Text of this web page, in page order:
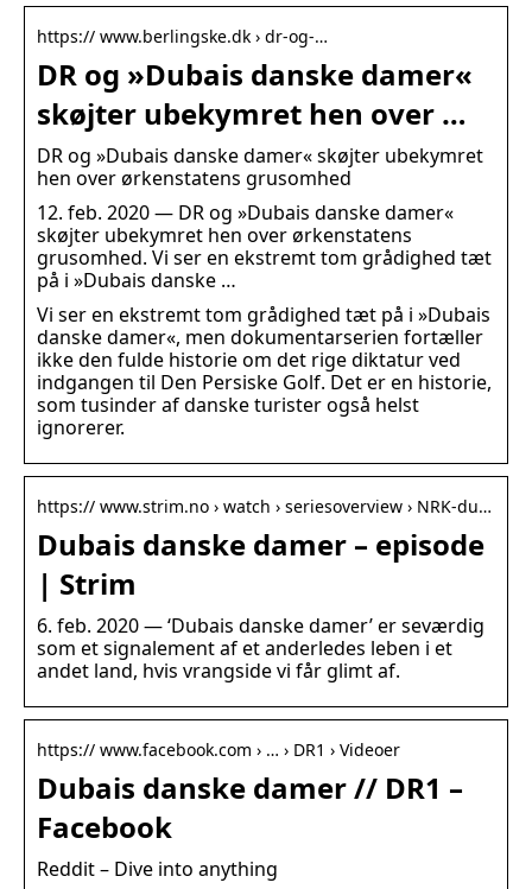
https:// www.berlingske.dk › dr-og-…
DR og »Dubais danske damer«
skøjter ubekymret hen over …
DR og »Dubais danske damer« skøjter ubekymret
hen over ørkenstatens grusomhed
12. feb. 2020 — DR og »Dubais danske damer«
skøjter ubekymret hen over ørkenstatens
grusomhed. Vi ser en ekstremt tom grådighed tæt
på i »Dubais danske …
Vi ser en ekstremt tom grådighed tæt på i »Dubais
danske damer«, men dokumentarserien fortæller
ikke den fulde historie om det rige diktatur ved
indgangen til Den Persiske Golf. Det er en historie,
som tusinder af danske turister også helst
ignorerer.
https:// www.strim.no › watch › seriesoverview › NRK-du…
Dubais danske damer – episode
| Strim
6. feb. 2020 — ‘Dubais danske damer’ er seværdig
som et signalement af et anderledes leben i et
andet land, hvis vrangside vi får glimt af.
https:// www.facebook.com › … › DR1 › Videoer
Dubais danske damer // DR1 –
Facebook
Reddit – Dive into anything